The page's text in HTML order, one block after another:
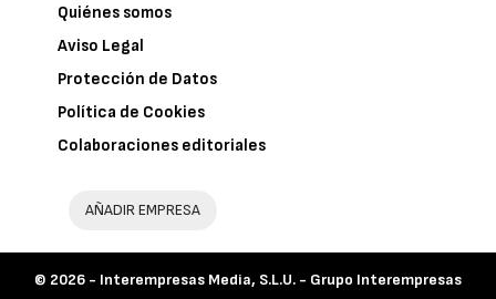
Quiénes somos
Aviso Legal
Protección de Datos
Política de Cookies
Colaboraciones editoriales
AÑADIR EMPRESA
© 2026 - Interempresas Media, S.L.U. - Grupo Interempresas